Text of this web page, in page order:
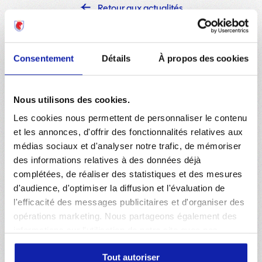
Consentement Détails À propos des cookies
Nous utilisons des cookies.
Les cookies nous permettent de personnaliser le contenu
et les annonces, d'offrir des fonctionnalités relatives aux
médias sociaux et d'analyser notre trafic, de mémoriser
des informations relatives à des données déjà
complétées, de réaliser des statistiques et des mesures
d'audience, d'optimiser la diffusion et l'évaluation de
l'efficacité des messages publicitaires et d'organiser des
opérations marketing. Nous partageons également des
partenaires de médias sociaux, de publicité et d'analyse,
qui peuvent combiner celles-ci avec d'autres
Tout autoriser
Retour aux actualités
PRÉ-SAISON 06 AOÛT 2026
Participez à notre séance d'entraînement gratuite
au GOLTC !
PRÉ-SAISON 05 AOÛT 2026
Inside : Nos Lyonnes sont de retour !